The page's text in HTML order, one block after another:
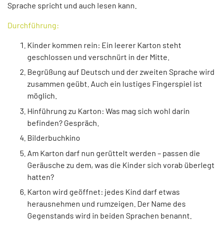
Sprache spricht und auch lesen kann.
Durchführung:
Kinder kommen rein: Ein leerer Karton steht
geschlossen und verschnürt in der Mitte.
Begrüßung auf Deutsch und der zweiten Sprache wird
zusammen geübt. Auch ein lustiges Fingerspiel ist
möglich.
Hinführung zu Karton: Was mag sich wohl darin
befinden? Gespräch.
Bilderbuchkino
Am Karton darf nun gerüttelt werden – passen die
Geräusche zu dem, was die Kinder sich vorab überlegt
hatten?
Karton wird geöffnet: jedes Kind darf etwas
herausnehmen und rumzeigen. Der Name des
Gegenstands wird in beiden Sprachen benannt.